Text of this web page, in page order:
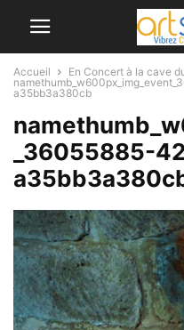
Accueil
En Concert à la cave
a35bb3a380cb
_36055885-